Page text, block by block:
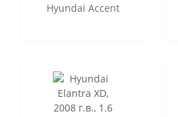
Hyundai Accent